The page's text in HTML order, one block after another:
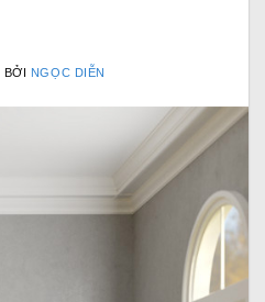
BỞI NGỌC DIỄN